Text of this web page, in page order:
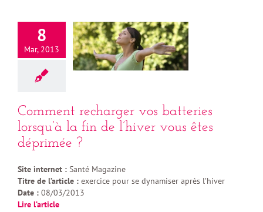
8
Mar, 2013
Comment recharger vos batteries
lorsqu’à la fin de l’hiver vous êtes
déprimée ?
Site internet : Santé Magazine
Titre de l’article : exercice pour se dynamiser après l’hiver
Date : 08/03/2013
Lire l’article